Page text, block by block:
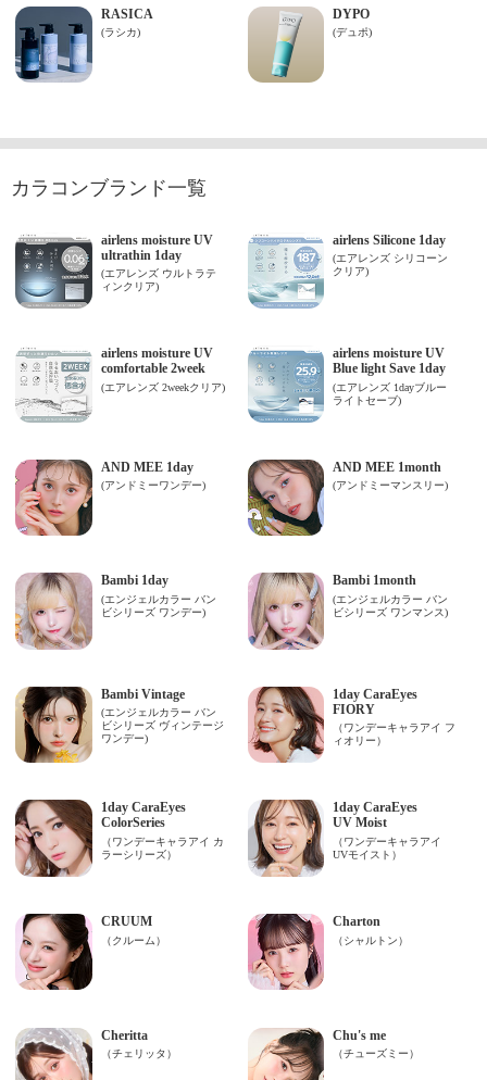
カラコンブランド一覧